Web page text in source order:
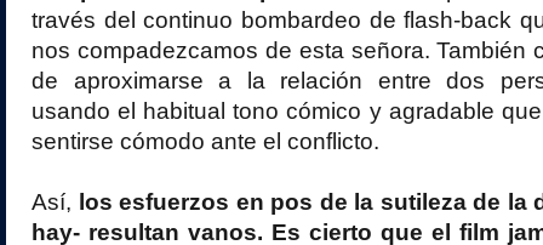
través del continuo bombardeo de flash-back
nos compadezcamos de esta señora. También
de aproximarse a la relación entre dos
usando el habitual tono cómico y agradable
sentirse cómodo ante el conflicto.
Así, los esfuerzos en pos de la sutileza de la
hay- resultan vanos. Es cierto que el film